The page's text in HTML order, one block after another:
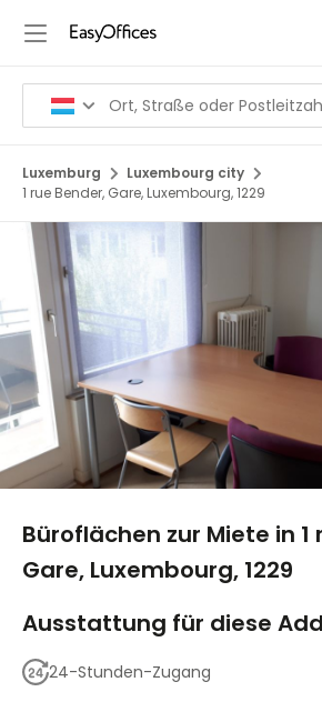
Luxemburg
Luxembourg city
1 rue Bender, Gare, Luxembourg, 1229
Büroflächen zur Miete in 1
Gare, Luxembourg, 1229
Ausstattung für diese
24-Stunden-Zugang